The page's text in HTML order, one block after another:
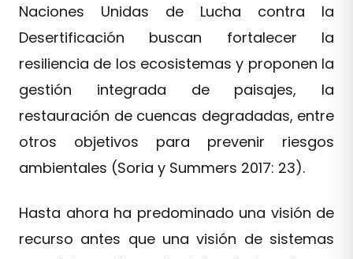
Naciones Unidas de Lucha contra la
Desertificación buscan fortalecer la
resiliencia de los ecosistemas y proponen la
gestión integrada de paisajes, la
restauración de cuencas degradadas, entre
otros objetivos para prevenir riesgos
ambientales (Soria y Summers 2017: 23).
Hasta ahora ha predominado una visión de
recurso antes que una visión de sistemas